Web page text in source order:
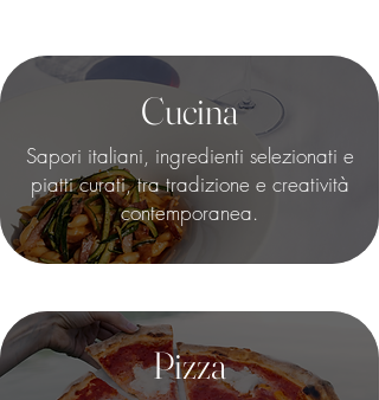
Cucina
Sapori italiani, ingredienti selezionati e
piatti curati, tra tradizione e creatività
contemporanea.
Pizza